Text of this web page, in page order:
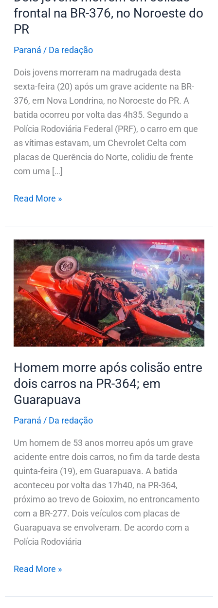
frontal na BR-376, no Noroeste do
PR
Paraná / Da redação
Dois jovens morreram na madrugada desta
sexta-feira (20) após um grave acidente na BR-
376, em Nova Londrina, no Noroeste do PR. A
batida ocorreu por volta das 4h35. Segundo a
Polícia Rodoviária Federal (PRF), o carro em que
as vítimas estavam, um Chevrolet Celta com
placas de Querência do Norte, colidiu de frente
com uma […]
no
Noroeste
do
PR
Read More »
Homem morre após colisão entre
dois carros na PR-364; em
Guarapuava
Paraná / Da redação
Um homem de 53 anos morreu após um grave
acidente entre dois carros, no fim da tarde desta
quinta-feira (19), em Guarapuava. A batida
aconteceu por volta das 17h40, na PR-364,
próximo ao trevo de Goioxim, no entroncamento
com a BR-277. Dois veículos com placas de
Guarapuava se envolveram. De acordo com a
Polícia Rodoviária
Homem
morre
após
colisão
entre
dois
carros
na
364;
em
Guarapuava
Read More »